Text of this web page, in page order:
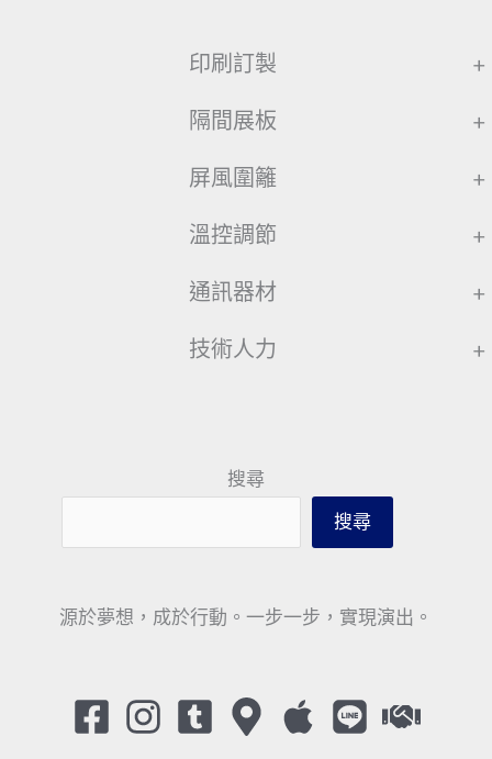
印刷訂製 +
隔間展板 +
屏風圍籬 +
溫控調節 +
通訊器材 +
技術人力 +
搜尋
搜尋
源於夢想，成於行動。一步一步，實現演出。